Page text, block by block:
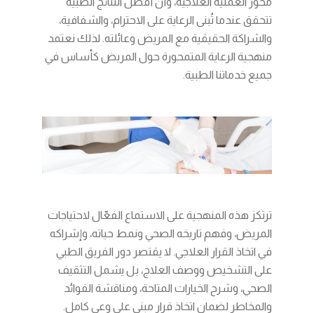
تتحقق عندما تُبنى الرعاية على الاحترام، والشفافية،
والشراكة الحقيقية مع المريض وعائلته. لذلك نعتمد
منهجية الرعاية المتمحورة حول المريض كأساس في
جميع خدماتنا الطبية.
ترتكز هذه المنهجية على الاستماع الفعّال لاحتياجات
المريض، وفهم تاريخه الصحي ونمط حياته، وإشراكه
في اتخاذ القرار العلاجي. لا يقتصر دور الفريق الطبي
على التشخيص ووصف العلاج، بل يشمل التثقيف
الصحي، وشرح الخيارات المتاحة، ومناقشة الفوائد
والمخاطر لضمان اتخاذ قرار مبني على وعي كامل.